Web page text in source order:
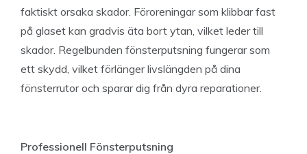
faktiskt orsaka skador. Föroreningar som klibbar fast
på glaset kan gradvis äta bort ytan, vilket leder till
skador. Regelbunden fönsterputsning fungerar som
ett skydd, vilket förlänger livslängden på dina
fönsterrutor och sparar dig från dyra reparationer.
Professionell Fönsterputsning